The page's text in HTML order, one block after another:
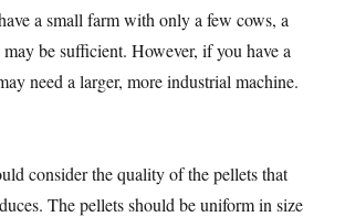
a small farm with only a few cows, a
be sufficient. However, if you have a
need a larger, more industrial machine.
consider the quality of the pellets that
The pellets should be uniform in size